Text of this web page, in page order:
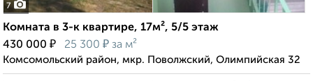
7
Комната в 3-к квартире, 17м², 5/5 этаж
430 000 ₽ 25 300 ₽ за м²
Комсомольский район, мкр. Поволжский, Олимпийская 32